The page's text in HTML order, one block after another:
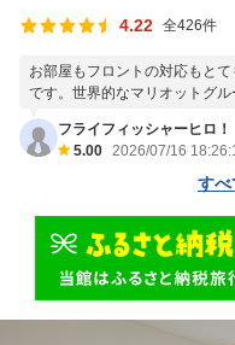
4.22 全426件
お部屋もフロントの対応もと
です。世界的なマリオットグ
フライフィッシャーヒロ！
5.00 2026/07/16
すべ